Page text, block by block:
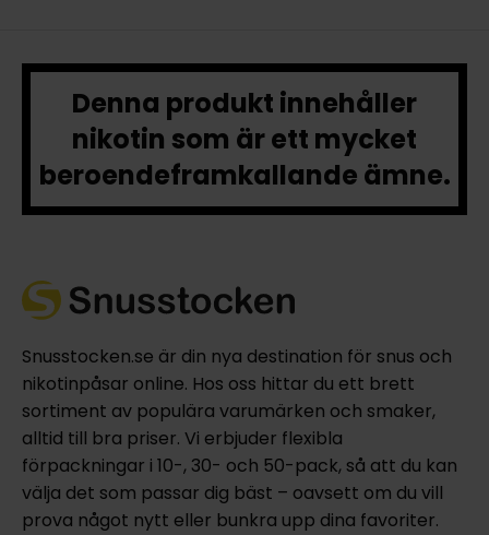
Denna produkt innehåller
nikotin som är ett mycket
beroendeframkallande ämne.
Snusstocken.se är din nya destination för snus och
nikotinpåsar online. Hos oss hittar du ett brett
sortiment av populära varumärken och smaker,
alltid till bra priser. Vi erbjuder flexibla
förpackningar i 10-, 30- och 50-pack, så att du kan
välja det som passar dig bäst – oavsett om du vill
prova något nytt eller bunkra upp dina favoriter.